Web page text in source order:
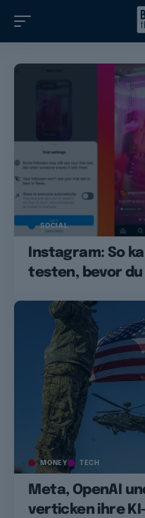
SOCIAL
Instagram: So
testen, bevor
MONEY TECH
Meta, OpenAI
verticken ihre